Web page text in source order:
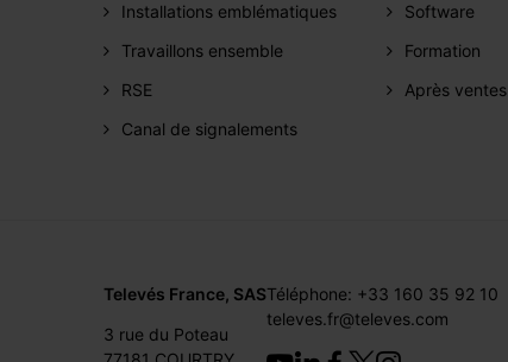
Installations emblématiques
Travaillons ensemble
RSE
Canal de signalements
Software
Formation
Après ventes
Televés France, SAS
3 rue du Poteau
Téléphone: +33 160 35 92 10
televes.fr@televes.com